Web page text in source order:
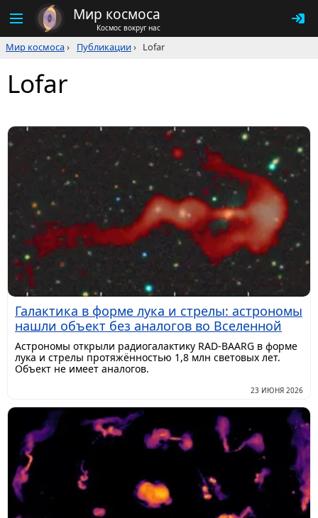
Мир космоса
Космос вокруг нас
Мир космоса› Публикации› Lofar
Lofar
Галактика в форме лука и стрелы: астрономы
нашли объект без аналогов во Вселенной
Астрономы открыли радиогалактику RAD-BAARG в форме
лука и стрелы протяжённостью 1,8 млн световых лет.
Объект не имеет аналогов.
23 ИЮНЯ 2026